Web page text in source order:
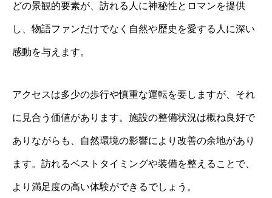
どの景観的要素が、訪れる人に神秘性とロマンを提供
し、物語ファンだけでなく自然や歴史を愛する人に深い
感動を与えます。
アクセスは多少の歩行や慎重な運転を要しますが、それ
に見合う価値があります。施設の整備状況は概ね良好で
ありながらも、自然環境の影響により改善の余地があり
ます。訪れるベストタイミングや装備を整えることで、
より満足度の高い体験ができるでしょう。